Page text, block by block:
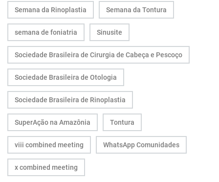
Semana da Rinoplastia Semana da Tontura
semana de foniatria Sinusite
Sociedade Brasileira de Cirurgia de Cabeça e Pescoço
Sociedade Brasileira de Otologia
Sociedade Brasileira de Rinoplastia
SuperAção na Amazônia Tontura
viii combined meeting WhatsApp Comunidades
x combined meeting